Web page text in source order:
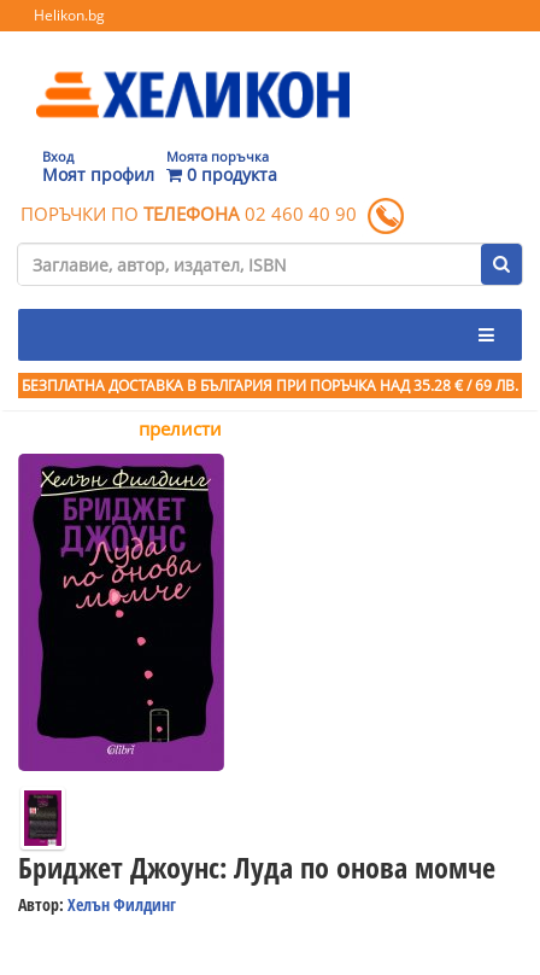
Helikon.bg
Вход
Моят профил
Моята поръчка
0 продукта
ПОРЪЧКИ ПО ТЕЛЕФОНА 02 460 40 90
БЕЗПЛАТНА ДОСТАВКА В БЪЛГАРИЯ ПРИ ПОРЪЧКА НАД 35.28 € / 69 ЛВ.
прелисти
Бриджет Джоунс: Луда по онова момче
Автор: Хелън Филдинг